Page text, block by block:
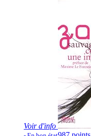
Voir d'info